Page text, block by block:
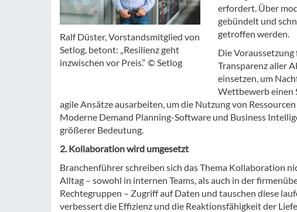
Ralf Düster, Vorstandsmitglied von
Setlog, betont: „Resilienz geht
inzwischen vor Preis.“ © Setlog
erfordert. Über
gebündelt und
getroffen werden.
Die
Transparenz aller
einsetzen, um
Wettbewerb einen
agile Ansätze ausarbeiten, um die Nutzung von
Moderne Demand Planning-Software und Business
größerer Bedeutung.
2. Kollaboration wird umgesetzt
Branchenführer schreiben sich das Thema Kollaboration
Alltag – sowohl in internen Teams, als auch in der
Rechtegruppen – Zugriff auf Daten und tauschen diese
verbessert die Effizienz und die Reaktionsfähigkeit der